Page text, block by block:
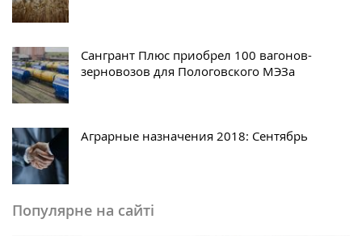
Сангрант Плюс приобрел 100 вагонов-
зерновозов для Пологовского МЭЗа
Аграрные назначения 2018: Сентябрь
Популярне на сайті